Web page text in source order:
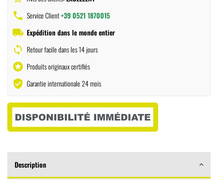
phone Service Client+39 0521 1870015
local_shipping Expédition dans le monde entier
sync Retour facile dans les 14 jours
stars Produits originaux certifiés
verified_user Garantie internationale 24 mois
Description